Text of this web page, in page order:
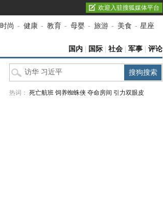
欢迎入驻搜狐媒体平台
时尚 - 健康 - 教育 - 母婴 - 旅游 - 美食 - 星座
国内 国际 社会 军事 评论
热词： 死亡航班 饲养蜘蛛侠 夺命房间 引力双眼皮